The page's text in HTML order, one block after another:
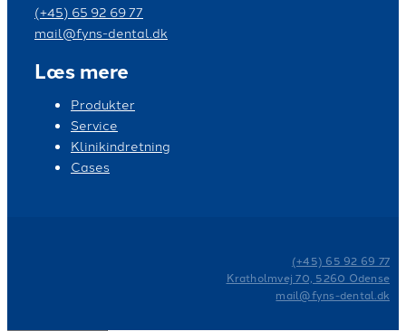
(+45) 65 92 69 77
mail@fyns-dental.dk
Læs mere
Produkter
Service
Klinikindretning
Cases
(+45) 65 92 69 77
Kratholmvej 70, 5260 Odense
mail@fyns-dental.dk